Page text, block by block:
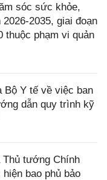
sóc sức khỏe,
2035, giai đoạn
thuộc phạm vi quản
Bộ Y tế về việc ban
dẫn quy trình kỹ
Thủ tướng Chính
bao phủ bảo